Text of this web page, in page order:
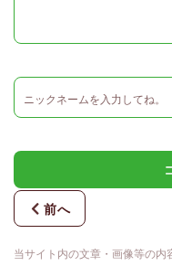
前へ
当サイト内の文章・画像等の